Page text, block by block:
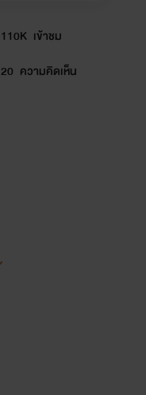
110K เข้าชม
20 ความคิดเห็น